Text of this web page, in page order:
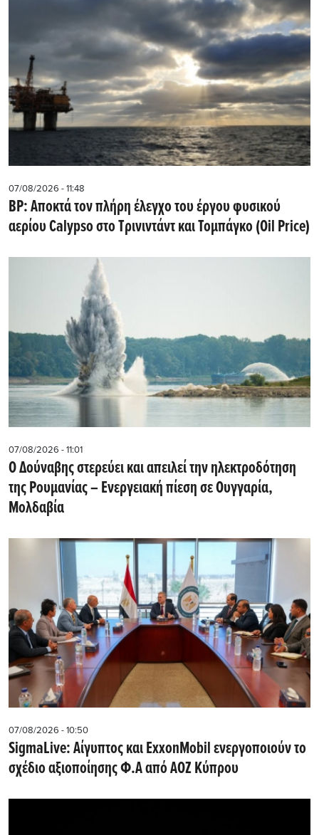
07/08/2026 - 11:48
BP: Αποκτά τον πλήρη έλεγχο του έργου φυσικού
αερίου Calypso στο Τρινιντάντ και Τομπάγκο (Oil Price)
07/08/2026 - 11:01
Ο Δούναβης στερεύει και απειλεί την ηλεκτροδότηση
της Ρουμανίας – Ενεργειακή πίεση σε Ουγγαρία,
Μολδαβία
07/08/2026 - 10:50
SigmaLive: Αίγυπτος και ExxonMobil ενεργοποιούν το
σχέδιο αξιοποίησης Φ.Α από ΑΟΖ Κύπρου